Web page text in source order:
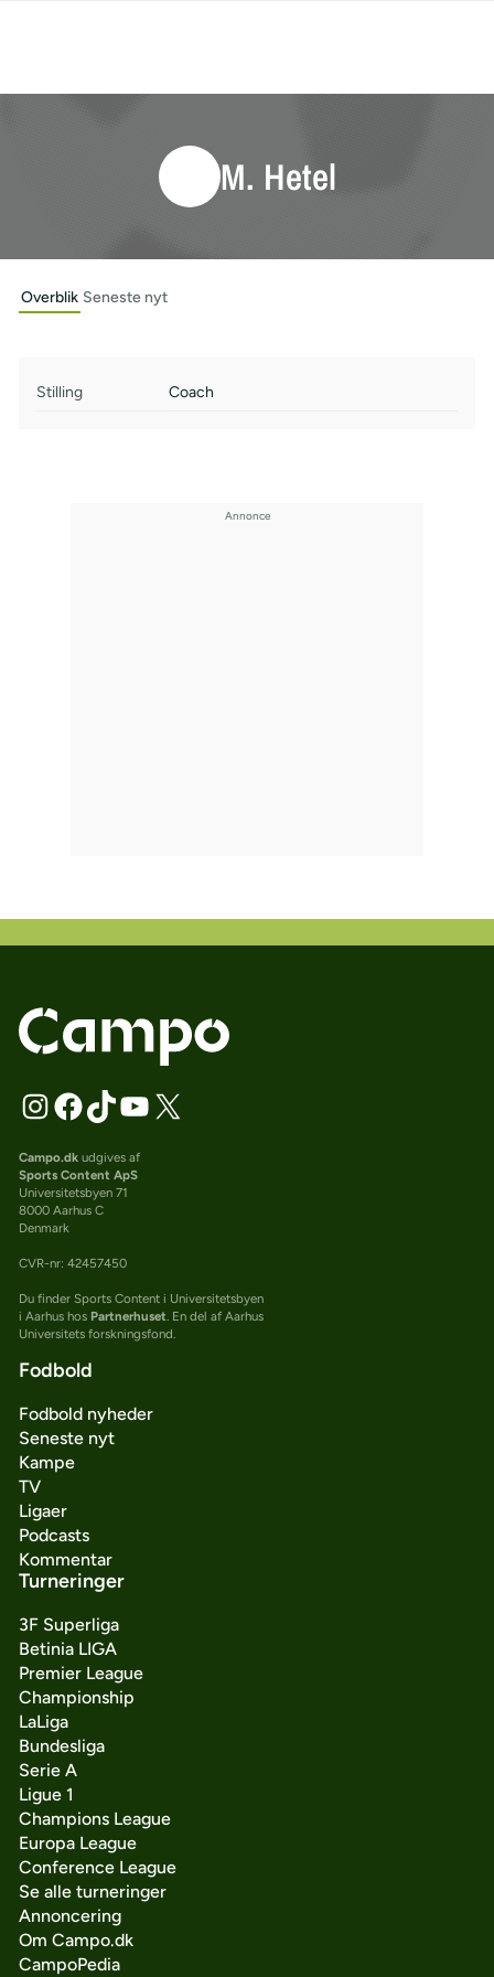
M. Hetel
Overblik Seneste nyt
Stilling Coach
Campo.dkudgives af
Sports Content ApS
Universitetsbyen 71
8000 Aarhus C
Denmark
CVR-nr: 42457450
Du finder Sports Content i Universitetsbyen
i Aarhus hos Partnerhuset. En del af Aarhus
Universitets forskningsfond.
Fodbold
Fodbold nyheder
Seneste nyt
Kampe
TV
Ligaer
Podcasts
Kommentar
Turneringer
3F Superliga
Betinia LIGA
Premier League
Championship
LaLiga
Bundesliga
Serie A
Ligue 1
Champions League
Europa League
Conference League
Se alle turneringer
Annoncering
Om Campo.dk
CampoPedia